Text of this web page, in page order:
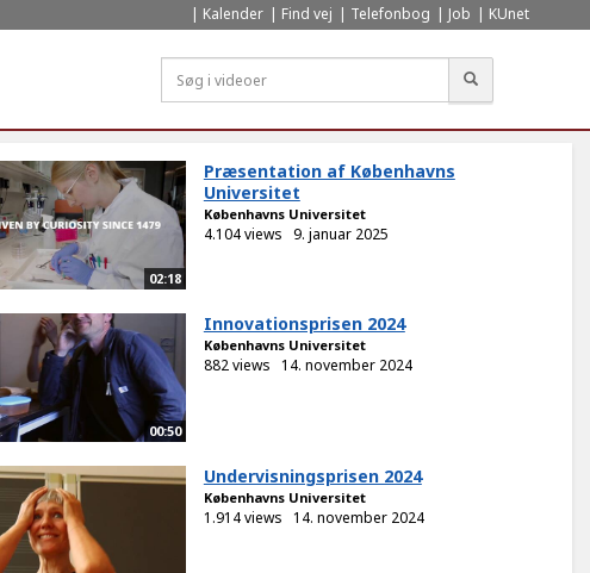
Kalender Find vej Telefonbog Job KUnet
02:18
Præsentation af Københavns
Universitet
Københavns Universitet
4.104 views 9. januar 2025
00:50
Innovationsprisen 2024
Københavns Universitet
882 views 14. november 2024
Undervisningsprisen 2024
Københavns Universitet
1.914 views 14. november 2024